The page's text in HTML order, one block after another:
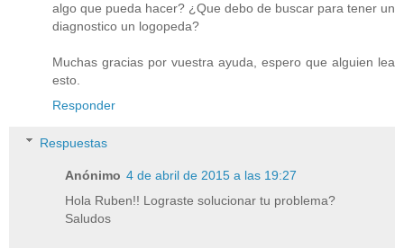
algo que pueda hacer? ¿Que debo de buscar para tener un
diagnostico un logopeda?
Muchas gracias por vuestra ayuda, espero que alguien lea
esto.
Responder
Respuestas
Anónimo 4 de abril de 2015 a las 19:27
Hola Ruben!! Lograste solucionar tu problema?
Saludos